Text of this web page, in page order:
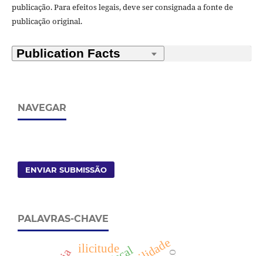
publicação. Para efeitos legais, deve ser consignada a fonte de
publicação original.
NAVEGAR
ENVIAR SUBMISSÃO
PALAVRAS-CHAVE
ilicitude